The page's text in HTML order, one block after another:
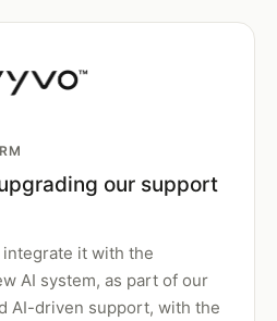
our support
it with the
AI system, as part of our
AI-driven support, with the